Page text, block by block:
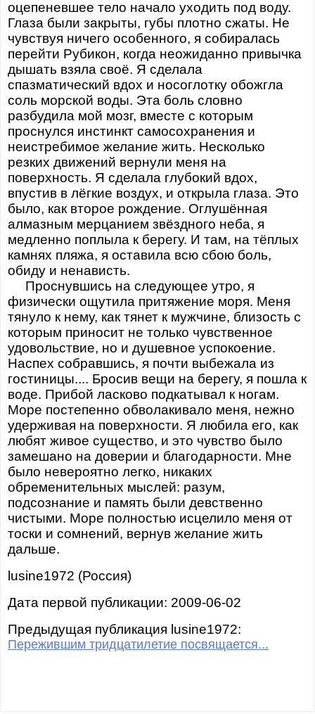
оцепеневшее тело начало уходить под воду.
Глаза были закрыты, губы плотно сжаты. Не
чувствуя ничего особенного, я собиралась
перейти Рубикон, когда неожиданно привычка
дышать взяла своё. Я сделала
спазматический вдох и носоглотку обожгла
соль морской воды. Эта боль словно
разбудила мой мозг, вместе с которым
проснулся инстинкт самосохранения и
неистребимое желание жить. Несколько
резких движений вернули меня на
поверхность. Я сделала глубокий вдох,
впустив в лёгкие воздух, и открыла глаза. Это
было, как второе рождение. Оглушённая
алмазным мерцанием звёздного неба, я
медленно поплыла к берегу. И там, на тёплых
камнях пляжа, я оставила всю сбою боль,
обиду и ненависть.
Проснувшись на следующее утро, я
физически ощутила притяжение моря. Меня
тянуло к нему, как тянет к мужчине, близость с
которым приносит не только чувственное
удовольствие, но и душевное успокоение.
Наспех собравшись, я почти выбежала из
гостиницы.... Бросив вещи на берегу, я пошла к
воде. Прибой ласково подкатывал к ногам.
Море постепенно обволакивало меня, нежно
удерживая на поверхности. Я любила его, как
любят живое существо, и это чувство было
замешано на доверии и благодарности. Мне
было невероятно легко, никаких
обременительных мыслей: разум,
подсознание и память были девственно
чистыми. Море полностью исцелило меня от
тоски и сомнений, вернув желание жить
дальше.
lusine1972 (Россия)
Дата первой публикации: 2009-06-02
Предыдущая публикация lusine1972:
Пережившим тридцатилетие посвящается...